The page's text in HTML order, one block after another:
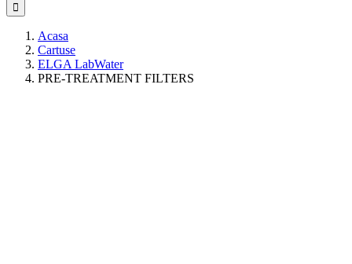
Acasa
Cartuse
ELGA LabWater
PRE-TREATMENT FILTERS